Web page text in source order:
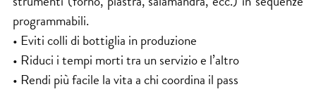
programmabili.
• Eviti colli di bottiglia in produzione
• Riduci i tempi morti tra un servizio e l’altro
• Rendi più facile la vita a chi coordina il pass